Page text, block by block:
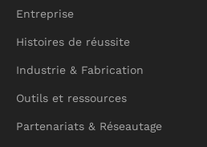
Entreprise
Histoires de réussite
Industrie & Fabrication
Outils et ressources
Partenariats & Réseautage